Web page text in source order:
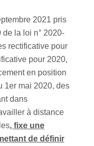
2021 pris
de la loi n° 2020-
rectificative pour
pour 2020,
en position
1er mai 2020, des
dans
à distance
, fixe une
de définir